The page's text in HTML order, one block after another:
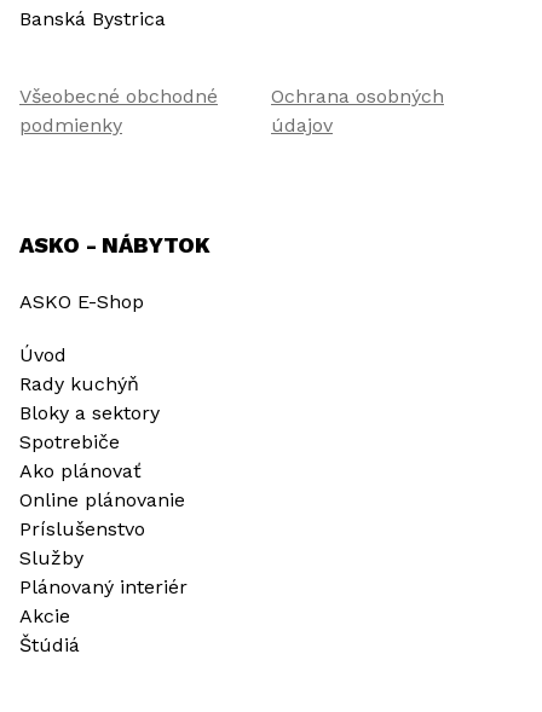
Banská Bystrica
Všeobecné obchodné
podmienky
Ochrana osobných
údajov
ASKO - NÁBYTOK
ASKO E-Shop
Úvod
Rady kuchýň
Bloky a sektory
Spotrebiče
Ako plánovať
Online plánovanie
Príslušenstvo
Služby
Plánovaný interiér
Akcie
Štúdiá